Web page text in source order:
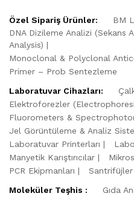
Özel Sipariş Ürünler:
BM
DNA Dizileme Analizi (Sekans
Analysis)
Monoclonal & Polyclonal
Primer – Prob Sentezleme
Laboratuvar Cihazları:
Elektroforezler
Fluorometers &
Jel Görüntüleme & Analiz
Laboratuvar Printerları
Manyetik Karıştırıcılar
PCR Ekipmanları
Santrifüjler
Moleküler Teşhis :
Gıda